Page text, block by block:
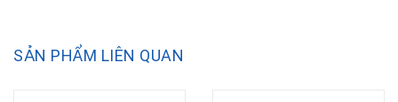
SẢN PHẨM LIÊN QUAN